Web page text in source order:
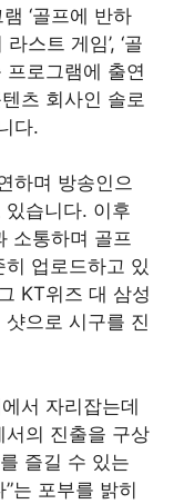
‘골프에 반하
스트 게임’, ‘골
프로그램에 출연
츠 회사인 솔로
다.
하며 방송인으
습니다. 이후
소통하며 골프
업로드하고 있
KT위즈 대 삼성
으로 시구를 진
서 자리잡는데
서의 진출을 구상
즐길 수 있는
는 포부를 밝히